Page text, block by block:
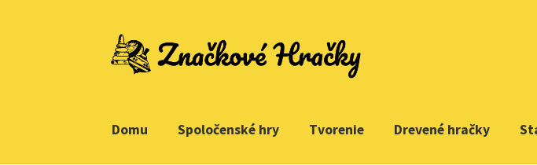
Preskočiť
na
Preskočiť
na
Domu Spoločenské hry Tvorenie Drevené hračky